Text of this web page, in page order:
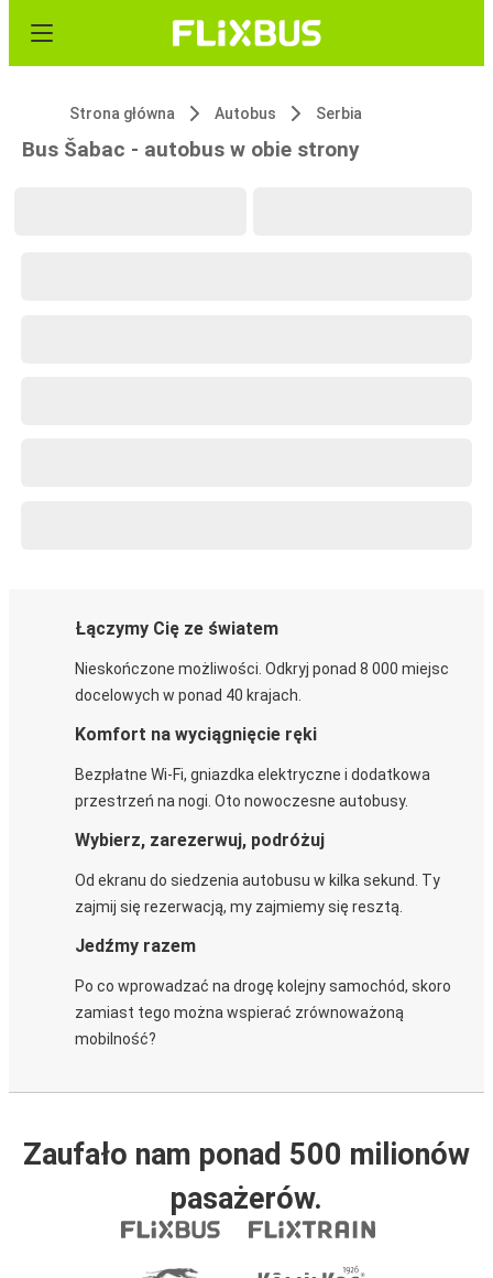
Strona główna Autobus Serbia
Bus Šabac - autobus w obie strony
Łączymy Cię ze światem
Nieskończone możliwości. Odkryj ponad 8 000 miejsc
docelowych w ponad 40 krajach.
Komfort na wyciągnięcie ręki
Bezpłatne Wi-Fi, gniazdka elektryczne i dodatkowa
przestrzeń na nogi. Oto nowoczesne autobusy.
Wybierz, zarezerwuj, podróżuj
Od ekranu do siedzenia autobusu w kilka sekund. Ty
zajmij się rezerwacją, my zajmiemy się resztą.
Jedźmy razem
Po co wprowadzać na drogę kolejny samochód, skoro
zamiast tego można wspierać zrównoważoną
mobilność?
Zaufało nam ponad 500 milionów
pasażerów.